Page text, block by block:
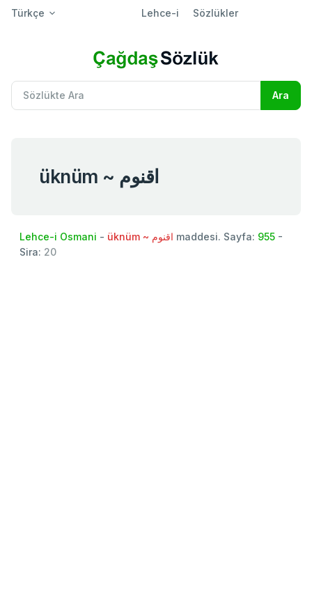
Türkçe Lehce-i Sözlükler
üknüm ~ اقنوم
Lehce-i Osmani - üknüm ~ اقنوم maddesi. Sayfa: 955 -
Sira: 20